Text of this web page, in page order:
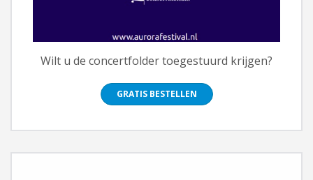
Wilt u de concertfolder toegestuurd krijgen?
GRATIS BESTELLEN